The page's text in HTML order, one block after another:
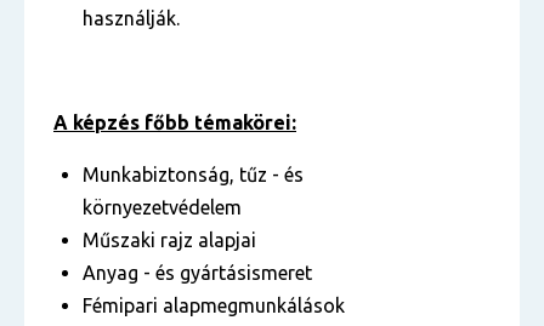
használják.
A képzés főbb témakörei:
Munkabiztonság, tűz - és
környezetvédelem
Műszaki rajz alapjai
Anyag - és gyártásismeret
Fémipari alapmegmunkálások